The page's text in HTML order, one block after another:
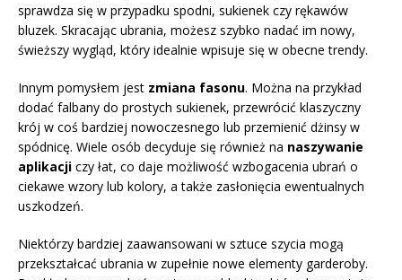
sprawdza się w przypadku spodni, sukienek czy rękawów
bluzek. Skracając ubrania, możesz szybko nadać im nowy,
świeższy wygląd, który idealnie wpisuje się w obecne trendy.
Innym pomysłem jest zmiana fasonu. Można na przykład
dodać falbany do prostych sukienek, przewrócić klaszyczny
krój w coś bardziej nowoczesnego lub przemienić dżinsy w
spódnicę. Wiele osób decyduje się również na naszywanie
aplikacji czy łat, co daje możliwość wzbogacenia ubrań o
ciekawe wzory lub kolory, a także zasłonięcia ewentualnych
uszkodzeń.
Niektórzy bardziej zaawansowani w sztuce szycia mogą
przekształcać ubrania w zupełnie nowe elementy garderoby.